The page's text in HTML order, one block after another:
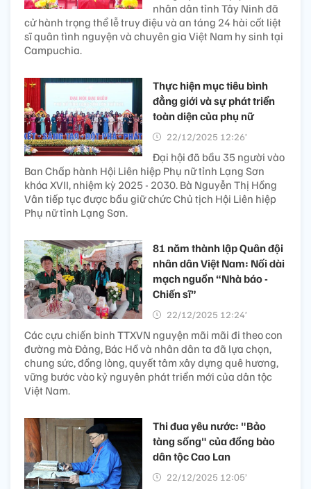
nhân dân tỉnh Tây Ninh đã
cử hành trọng thể lễ truy điệu và an táng 24 hài cốt liệt
sĩ quân tình nguyện và chuyên gia Việt Nam hy sinh tại
Campuchia.
Thực hiện mục tiêu bình
đẳng giới và sự phát triển
toàn diện của phụ nữ
22/12/2025 12:26’
Đại hội đã bầu 35 người vào
Ban Chấp hành Hội Liên hiệp Phụ nữ tỉnh Lạng Sơn
khóa XVII, nhiệm kỳ 2025 - 2030. Bà Nguyễn Thị Hồng
Vân tiếp tục được bầu giữ chức Chủ tịch Hội Liên hiệp
Phụ nữ tỉnh Lạng Sơn.
81 năm thành lập Quân đội
nhân dân Việt Nam: Nối dài
mạch nguồn “Nhà báo -
Chiến sĩ”
22/12/2025 12:24’
Các cựu chiến binh TTXVN nguyện mãi mãi đi theo con
đường mà Đảng, Bác Hồ và nhân dân ta đã lựa chọn,
chung sức, đồng lòng, quyết tâm xây dựng quê hương,
vững bước vào kỷ nguyên phát triển mới của dân tộc
Việt Nam.
Thi đua yêu nước: "Bảo
tàng sống" của đồng bào
dân tộc Cao Lan
22/12/2025 12:05’